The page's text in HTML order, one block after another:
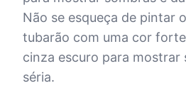
Não se esqueça de pintar
tubarão com uma cor
cinza escuro para mostrar
séria.